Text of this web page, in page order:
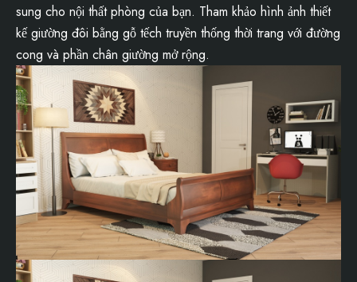
sung cho nội thất phòng của bạn. Tham khảo hình ảnh thiết
kế giường đôi bằng gỗ tếch truyền thống thời trang với đường
cong và phần chân giường mở rộng.